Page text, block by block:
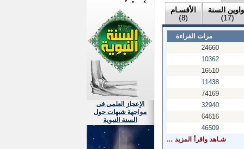
الإعجاز العلمى فى
مواجهة شبهات حول
السنة النبوية
السنة
(17)
الأقسـام
(8)
مرات القراءة
24660
10362
16510
11438
74169
32940
64616
46509
شـاهد واقرأ المزيد ...